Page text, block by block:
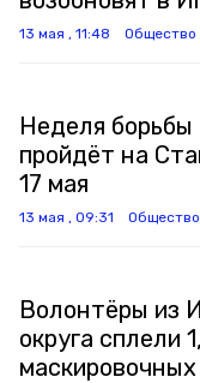
13 мая , 11:48 Общество
Неделя борьбы
пройдёт на
17 мая
13 мая , 09:31 Общество
Волонтёры из
округа сплели